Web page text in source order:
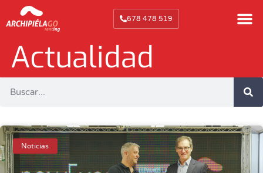
678 478 519
Actualidad
Noticias